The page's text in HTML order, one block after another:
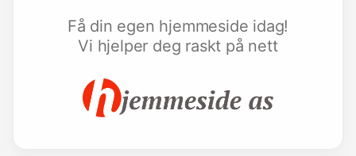
Få din egen hjemmeside idag!
Vi hjelper deg raskt på nett